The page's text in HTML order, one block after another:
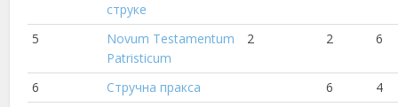
струке
5
Novum Testamentum
Patristicum
2 2 6
6 Стручна пракса 6
4